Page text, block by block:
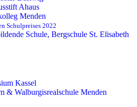
Ahaus
Menden
Schulpreises 2022
Schule, Bergschule St. Elisabeth
Kassel
& Walburgisrealschule Menden